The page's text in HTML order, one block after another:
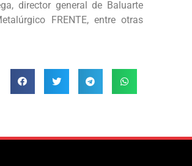
director general de Baluarte
FRENTE, entre otras